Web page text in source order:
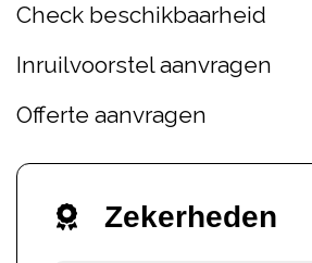
Check beschikbaarheid
Inruilvoorstel aanvragen
Offerte aanvragen
Zekerheden